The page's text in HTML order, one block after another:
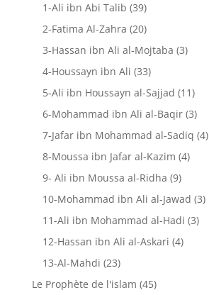
1-Ali ibn Abi Talib (39)
2-Fatima Al-Zahra (20)
3-Hassan ibn Ali al-Mojtaba (3)
4-Houssayn ibn Ali (33)
5-Ali ibn Houssayn al-Sajjad (11)
6-Mohammad ibn Ali al-Baqir (3)
7-Jafar ibn Mohammad al-Sadiq (4)
8-Moussa ibn Jafar al-Kazim (4)
9- Ali ibn Moussa al-Ridha (9)
10-Mohammad ibn Ali al-Jawad (3)
11-Ali ibn Mohammad al-Hadi (3)
12-Hassan ibn Ali al-Askari (4)
13-Al-Mahdi (23)
Le Prophète de l'islam (45)